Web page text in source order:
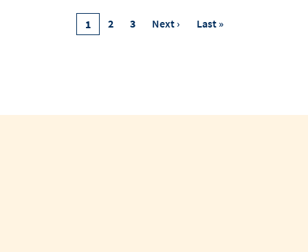
Pagination
Current
Page
1 Página
2 Página
3
Next
Next ›
Last
Last »